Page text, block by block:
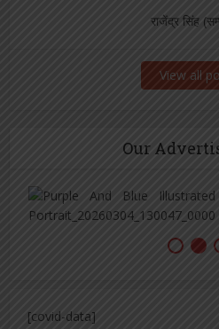
राजेंद्र सिंह
View all
Our
[covid-data]